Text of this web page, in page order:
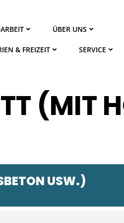
ÜBER UNS
& FREIZEIT SERVICE
(MIT
USW.)